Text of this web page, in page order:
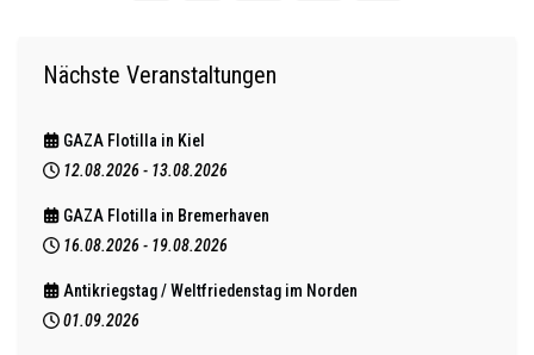
Nächste Veranstaltungen
GAZA Flotilla in Kiel
12.08.2026 - 13.08.2026
GAZA Flotilla in Bremerhaven
16.08.2026 - 19.08.2026
Antikriegstag / Weltfriedenstag im Norden
01.09.2026